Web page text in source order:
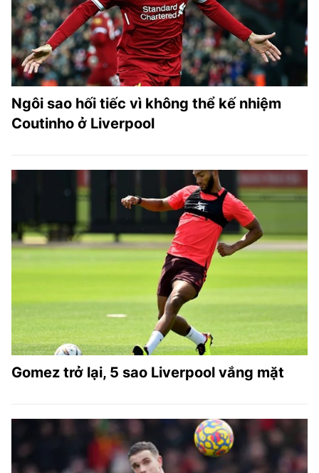
Ngôi sao hối tiếc vì không thể kế nhiệm
Coutinho ở Liverpool
Gomez trở lại, 5 sao Liverpool vắng mặt